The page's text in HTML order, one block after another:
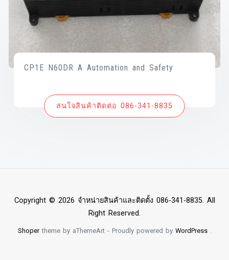
CP1E N60DR A Automation and Safety
สนใจสินค้าติดต่อ 086-341-8835
Copyright © 2026 จำหน่ายสินค้าและติดตั้ง 086-341-8835. All
Right Reserved.
Shopertheme by aThemeArt - Proudly powered by WordPress.